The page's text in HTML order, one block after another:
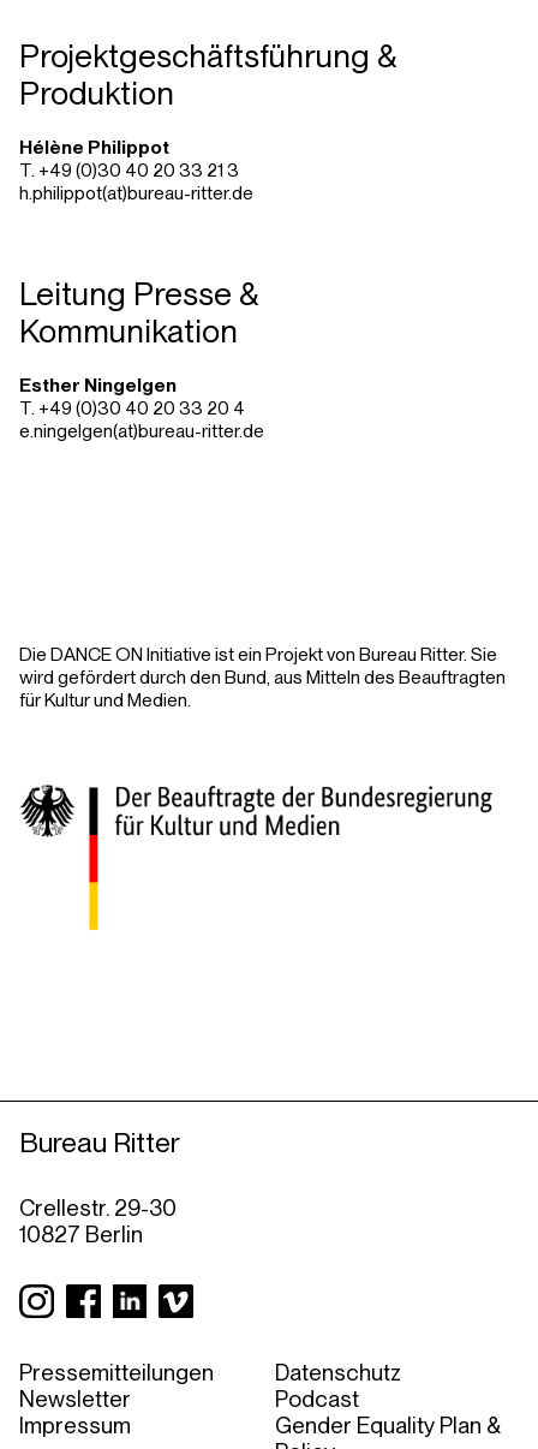
Projektgeschäftsführung &
Produktion
Hélène Philippot
T. +49 (0)30 40 20 33 21 3
h.philippot(at)bureau-ritter.de
Leitung Presse &
Kommunikation
Esther Ningelgen
T. +49 (0)30 40 20 33 20 4
e.ningelgen(at)bureau-ritter.de
Die DANCE ON Initiative ist ein Projekt von Bureau Ritter. Sie
wird gefördert durch den Bund, aus Mitteln des Beauftragten
für Kultur und Medien.
Bureau Ritter
Crellestr. 29-30
10827 Berlin
Pressemitteilungen
Newsletter
Impressum
Datenschutz
Podcast
Gender Equality Plan &